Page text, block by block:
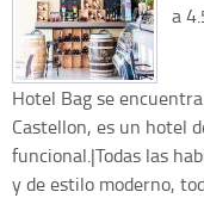
a
Hotel Bag se
Castellon, es un hotel
funcional.|Todas las
y de estilo moderno,